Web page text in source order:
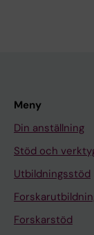
Meny
Din anställning
Stöd och
Utbildningsstöd
Forskarstöd